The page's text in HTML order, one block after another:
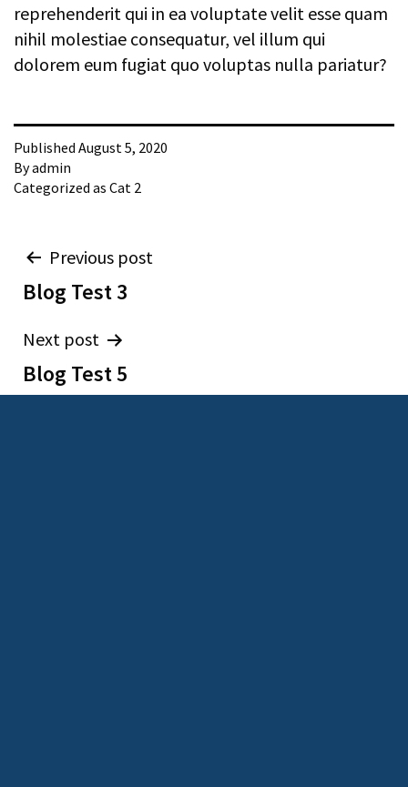
reprehenderit qui in ea voluptate velit esse quam
nihil molestiae consequatur, vel illum qui
dolorem eum fugiat quo voluptas nulla pariatur?
Published August 5, 2020
Byadmin
Categorized as Cat 2
Post
navigation
Previous post
Blog Test 3
Next post
Blog Test 5